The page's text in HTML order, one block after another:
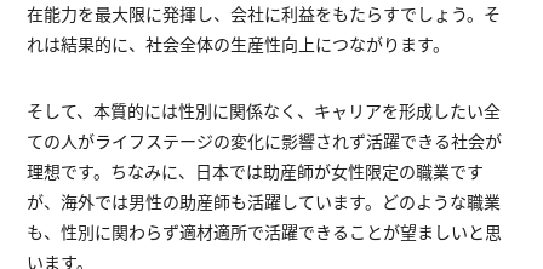
在能力を最大限に発揮し、会社に利益をもたらすでしょう。そ
れは結果的に、社会全体の生産性向上につながります。
そして、本質的には性別に関係なく、キャリアを形成したい全
ての人がライフステージの変化に影響されず活躍できる社会が
理想です。ちなみに、日本では助産師が女性限定の職業です
が、海外では男性の助産師も活躍しています。どのような職業
も、性別に関わらず適材適所で活躍できることが望ましいと思
います。